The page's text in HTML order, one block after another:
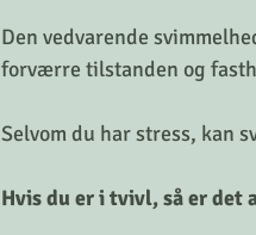
Den vedvarende
forværre tilstanden og
Selvom du har stress, kan
Hvis du er i tvivl, så er